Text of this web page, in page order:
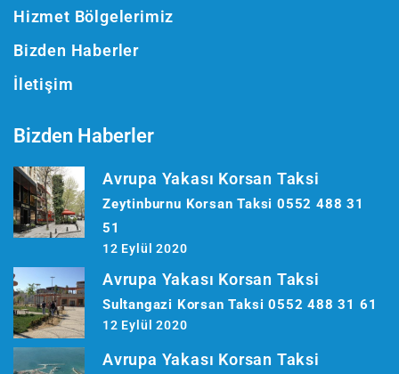
Hizmet Bölgelerimiz
Bizden Haberler
İletişim
Bizden Haberler
Avrupa Yakası Korsan Taksi
Zeytinburnu Korsan Taksi 0552 488 31
51
12 Eylül 2020
Avrupa Yakası Korsan Taksi
Sultangazi Korsan Taksi 0552 488 31 61
12 Eylül 2020
Avrupa Yakası Korsan Taksi